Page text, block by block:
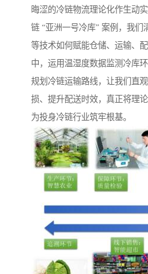
晦涩的冷链物流理论化作生动
链 “亚洲一号冷库” 案例，我们
等技术如何赋能仓储、运输、
中，运用温湿度数据监测冷库
规划冷链运输路线，让我们直
损、提升配送时效，真正将理
为投身冷链行业筑牢根基。